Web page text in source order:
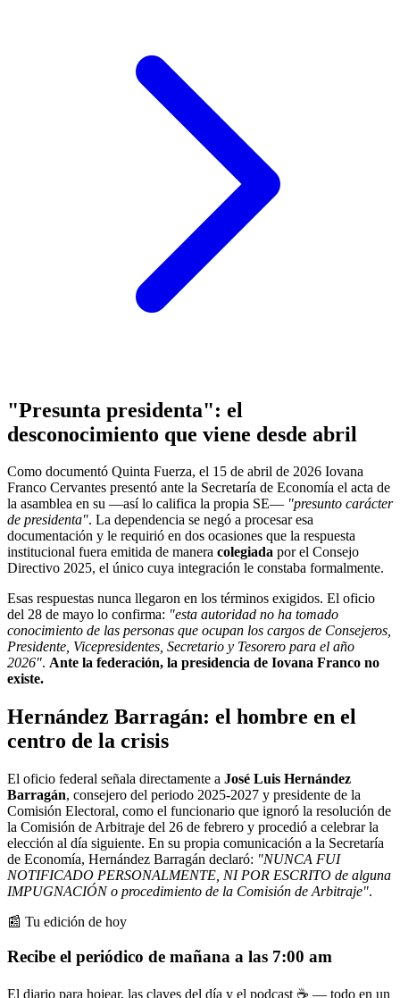
"Presunta presidenta": el
desconocimiento que viene desde abril
Como documentó Quinta Fuerza, el 15 de abril de 2026 Iovana
Franco Cervantes presentó ante la Secretaría de Economía el acta de
la asamblea en su —así lo califica la propia SE— "presunto carácter
de presidenta". La dependencia se negó a procesar esa
documentación y le requirió en dos ocasiones que la respuesta
institucional fuera emitida de manera colegiada por el Consejo
Directivo 2025, el único cuya integración le constaba formalmente.
Esas respuestas nunca llegaron en los términos exigidos. El oficio
del 28 de mayo lo confirma: "esta autoridad no ha tomado
conocimiento de las personas que ocupan los cargos de Consejeros,
Presidente, Vicepresidentes, Secretario y Tesorero para el año
2026". Ante la federación, la presidencia de Iovana Franco no
existe.
Hernández Barragán: el hombre en el
centro de la crisis
El oficio federal señala directamente a José Luis Hernández
Barragán, consejero del periodo 2025-2027 y presidente de la
Comisión Electoral, como el funcionario que ignoró la resolución de
la Comisión de Arbitraje del 26 de febrero y procedió a celebrar la
elección al día siguiente. En su propia comunicación a la Secretaría
de Economía, Hernández Barragán declaró: "NUNCA FUI
NOTIFICADO PERSONALMENTE, NI POR ESCRITO de alguna
IMPUGNACIÓN o procedimiento de la Comisión de Arbitraje".
📰 Tu edición de hoy
Recibe el periódico de mañana a las 7:00 am
El diario para hojear, las claves del día y el podcast ☕ — todo en un